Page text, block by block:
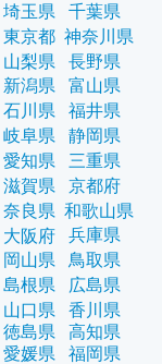
埼玉県
東京都
山梨県
新潟県
石川県
岐阜県
愛知県
滋賀県
奈良県
岡山県
大阪府
島根県
山口県
徳島県
愛媛県
千葉県
神奈川県
富山県
長野県
福井県
静岡県
三重県
京都府
兵庫県
和歌山県
鳥取県
広島県
福岡県
高知県
香川県